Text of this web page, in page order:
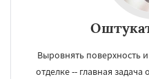
Выровнять поверхность
отделке -- главная